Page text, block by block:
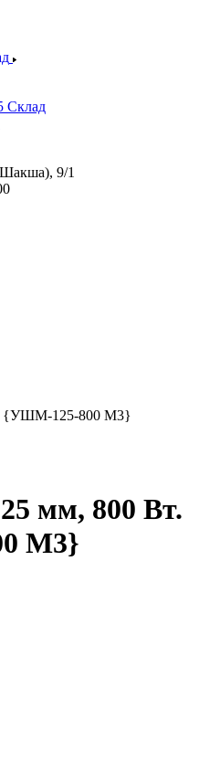
Склад
9/1
{УШМ-125-800 М3}
мм, 800 Вт.
М3}